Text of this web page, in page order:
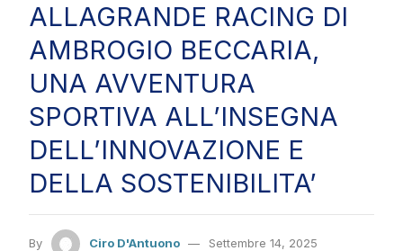
ALLAGRANDE RACING DI
AMBROGIO BECCARIA,
UNA AVVENTURA
SPORTIVA ALL’INSEGNA
DELL’INNOVAZIONE E
DELLA SOSTENIBILITA’
By Ciro D'Antuono Settembre 14, 2025